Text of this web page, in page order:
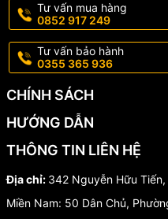
🏭 Ứng
Khói Beam
Đầu báo khói phản xạ Horing
trong các công trình có diện
🏬 Nhà kho, kho logistics
🏟️ Hội trường, trung tâm
🛍️ Trung tâm thương mại
Tư vấn mua hàng
0852 917 249
Tư vấn bảo hành
0355 365 936
CHÍNH SÁCH
HƯỚNG DẪN
THÔNG TIN LIÊN HỆ
Địa chỉ: 342 Nguyễn Hữu
Miền Nam: 50 Dân Chủ,